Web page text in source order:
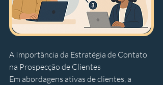
A Importância da Estratégia de Contato
na Prospecção de Clientes
Em abordagens ativas de clientes, a